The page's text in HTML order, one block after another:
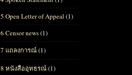
5 Open Letter of Appeal (1)
6 Censor news(1)
7 แถลงการณ์(1)
8 หนังสืออุทธรณ์(1)